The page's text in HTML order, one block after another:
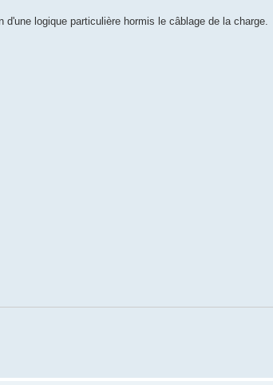
logique particulière hormis le câblage de la charge.